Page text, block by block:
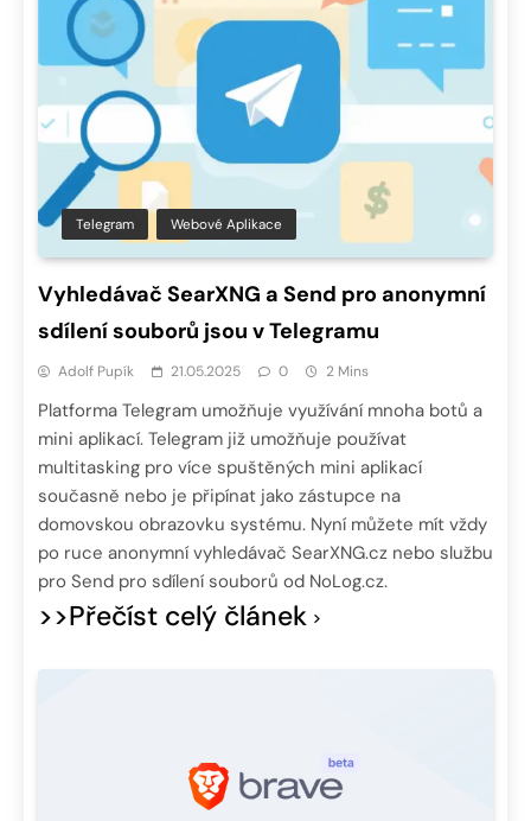
Telegram Webové Aplikace
Vyhledávač SearXNG a Send pro anonymní
sdílení souborů jsou v Telegramu
Adolf Pupík 21.05.2025 0 2 Mins
Platforma Telegram umožňuje využívání mnoha botů a
mini aplikací. Telegram již umožňuje používat
multitasking pro více spuštěných mini aplikací
současně nebo je připínat jako zástupce na
domovskou obrazovku systému. Nyní můžete mít vždy
po ruce anonymní vyhledávač SearXNG.cz nebo službu
pro Send pro sdílení souborů od NoLog.cz.
>>Přečíst celý článek